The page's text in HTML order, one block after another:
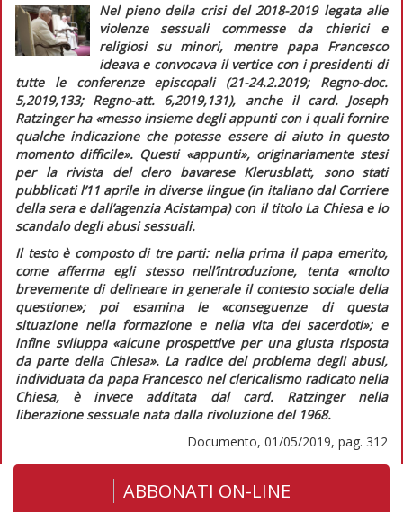
Nel pieno della crisi del 2018-2019 legata alle
violenze sessuali commesse da chierici e
religiosi su minori, mentre papa Francesco
ideava e convocava il vertice con i presidenti di
tutte le conferenze episcopali (21-24.2.2019; Regno-doc.
5,2019,133; Regno-att. 6,2019,131), anche il card. Joseph
Ratzinger ha «messo insieme degli appunti con i quali fornire
qualche indicazione che potesse essere di aiuto in questo
momento difficile». Questi «appunti», originariamente stesi
per la rivista del clero bavarese Klerusblatt, sono stati
pubblicati l’11 aprile in diverse lingue (in italiano dal Corriere
della sera e dall’agenziaAcistampa) con il titoloLa Chiesa e lo
scandalo degli abusi sessuali.
Il testo è composto di tre parti: nella prima il papa emerito,
come afferma egli stesso nell’introduzione, tenta «molto
brevemente di delineare in generale il contesto sociale della
questione»; poi esamina le «conseguenze di questa
situazione nella formazione e nella vita dei sacerdoti»;e
infine sviluppa «alcune prospettive per una giusta risposta
da parte della Chiesa». La radice del problema degli abusi,
individuata da papa Francesco nel clericalismo radicato nella
Chiesa, è invece additata dal card. Ratzinger nella
liberazione sessuale nata dalla rivoluzione del 1968.
Documento, 01/05/2019, pag. 312
ABBONATI ON-LINE